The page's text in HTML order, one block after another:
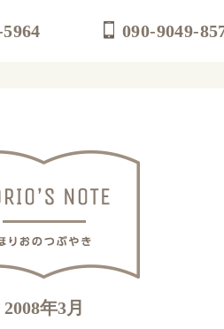
090-9049-
2008年3月